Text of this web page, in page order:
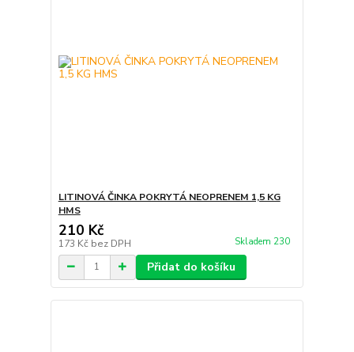
LITINOVÁ ČINKA POKRYTÁ NEOPRENEM 1,5 KG
HMS
210 Kč
173 Kč bez DPH Skladem 230
Přidat do košíku